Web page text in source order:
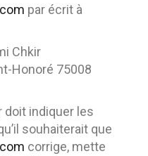
par écrit à
Chkir
Honoré 75008
doit indiquer les
souhaiterait que
corrige, mette